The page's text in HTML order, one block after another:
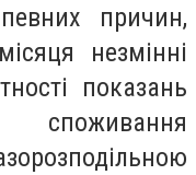
причин,
незмінні
показань